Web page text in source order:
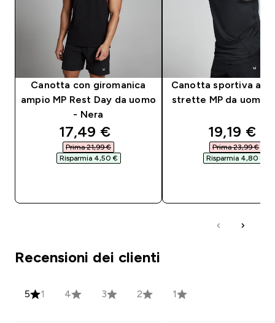
Canotta con giromanica
ampio MP Rest Day da uomo
- Nera
discounted price
17,49 €‎
Prima 21,99 €‎
Risparmia 4,50 €‎
Canotta sportiva a
strette MP da uomo
19,19 €‎
Prima 23,99 €‎
Risparmia 4,80 €‎
Recensioni dei clienti
5 1 4 3 2 1